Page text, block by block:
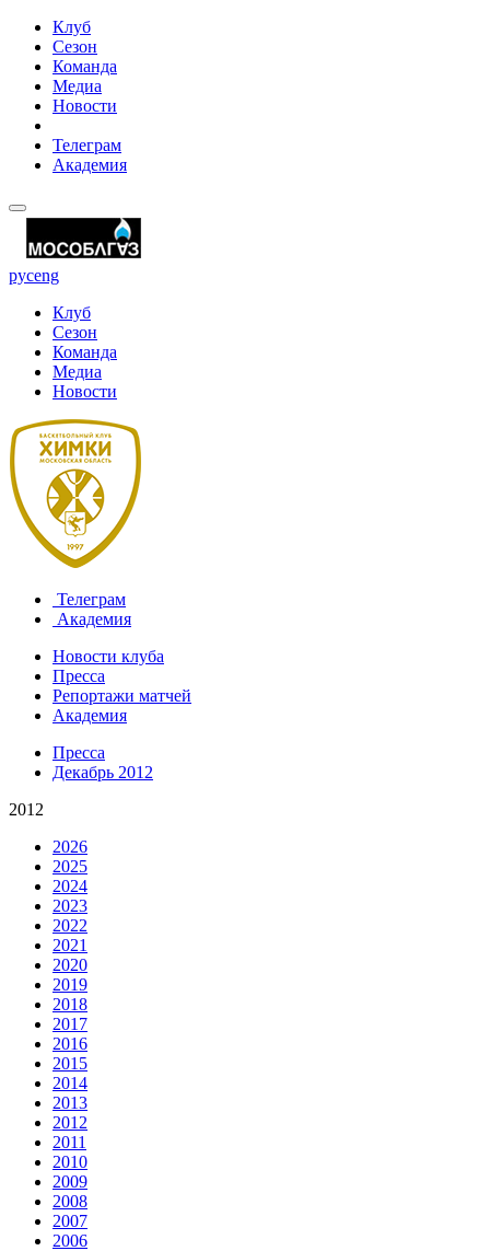
Клуб
Сезон
Команда
Медиа
Новости
Телеграм
Академия
русeng
Клуб
Сезон
Команда
Медиа
Новости
Телеграм
Академия
Новости клуба
Пресса
Репортажи матчей
Академия
Пресса
Декабрь 2012
2012
2026
2025
2024
2023
2022
2021
2020
2019
2018
2017
2016
2015
2014
2013
2012
2011
2010
2009
2008
2007
2006